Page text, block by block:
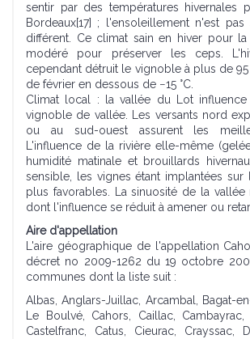
sentir par des températures hivernales
Bordeaux[17] ; l'ensoleillement n'est pas
différent. Ce climat sain en hiver pour
modéré pour préserver les ceps.
cependant détruit le vignoble à plus de 95
de février en dessous de −15 °C.
Climat local : la vallée du Lot
vignoble de vallée. Les versants nord
ou au sud-ouest assurent les
L'influence de la rivière elle-même
humidité matinale et brouillards
sensible, les vignes étant implantées sur
plus favorables. La sinuosité de la vallée
dont l'influence se réduit à amener ou
Aire d'appellation
L'aire géographique de l'appellation
décret no 2009-1262 du 19 octobre
communes dont la liste suit :
Albas, Anglars-Juillac, Arcambal, Bagat-
Le Boulvé, Cahors, Caillac, Cambayrac,
Castelfranc, Catus, Cieurac, Crayssac,